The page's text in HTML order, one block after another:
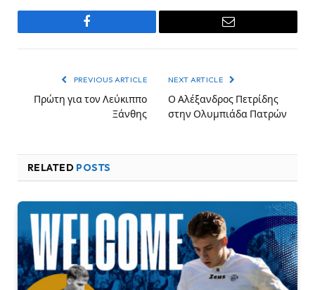
Facebook Email
PREVIOUS ARTICLE
Πρώτη για τον Λεύκιππο
Ξάνθης
NEXT ARTICLE
Ο Αλέξανδρος Πετρίδης
στην Ολυμπιάδα Πατρών
RELATED POSTS